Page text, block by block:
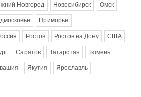
Новгород Новосибирск Омск
Приморье
Ростов Ростов на Дону США
Саратов Татарстан Тюмень
Якутия Ярославль